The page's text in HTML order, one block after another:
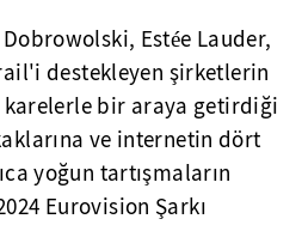
Estée Lauder,
destekleyen şirketlerin
karelerle bir araya getirdiği
ve internetin dört
yoğun tartışmaların
Eurovision Şarkı